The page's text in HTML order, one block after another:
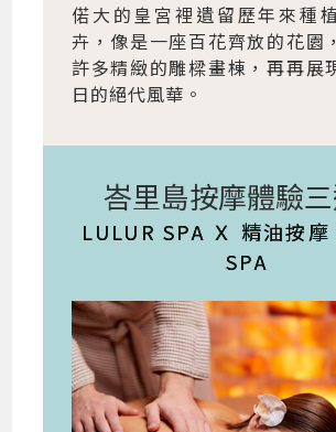
偌大的皇宮裡遺留歷年來種
卉，像是一座百花齊放的花園
許多精緻的雕樑畫棟，再再展
日的絕代風華。
峇里島按摩體驗
LULUR SPA Ｘ 精油按摩
SPA